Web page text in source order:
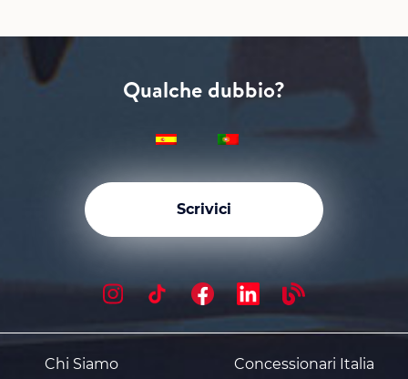
Qualche dubbio?
Scrivici
Chi Siamo
Concessionari Italia